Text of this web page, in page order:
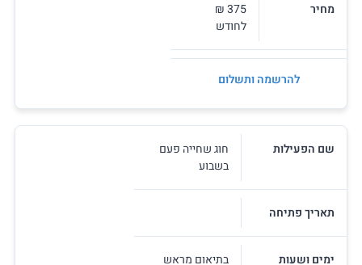
מחיר
375 ₪
לחודש
להרשמה ותשלום
שם הפעילות
חוג שחייה פעם
בשבוע
תאריך פתיחה
ימים ושעות בתיאום מראש